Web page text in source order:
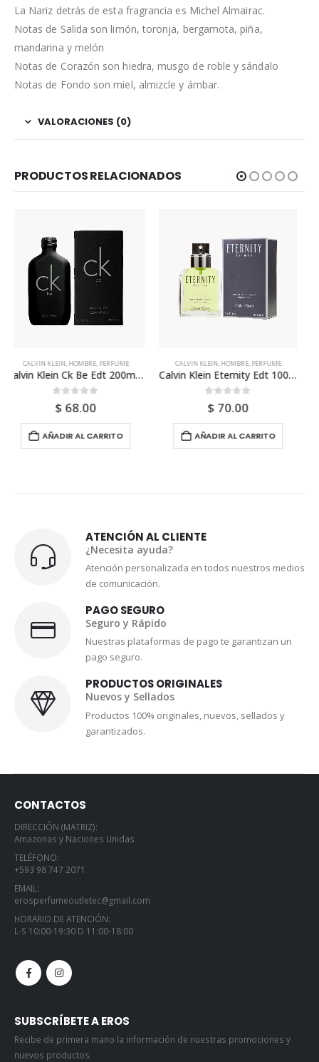
La Nariz detrás de esta fragrancia es Michel Almairac.
Notas de Salida son limón, toronja, bergamota, piña,
mandarina y melón
Notas de Corazón son hiedra, musgo de roble y sándalo
Notas de Fondo son miel, almizcle y ámbar.
VALORACIONES (0)
PRODUCTOS RELACIONADOS
CALVIN KLEIN,HOMBRE,PERFUME
out of 5
$70.00
AÑADIR AL CARRITO
ANTONIO BANDERAS,HOMBRE,PERFUME
out of 5
$38.00
AÑADIR AL CARRITO
ATENCIÓN AL CLIENTE
¿Necesita ayuda?
Atención personalizada en todos nuestros medios
de comunicación.
PAGO SEGURO
Seguro y Rápido
Nuestras plataformas de pago te garantizan un
pago seguro.
PRODUCTOS ORIGINALES
Nuevos y Sellados
Productos 100% originales, nuevos, sellados y
garantizados.
CONTACTOS
DIRECCIÓN (MATRIZ):
Amazonas y Naciones Unidas
TELÉFONO:
+593 98 747 2071
EMAIL:
erosperfumeoutletec@gmail.com
HORARIO DE ATENCIÓN:
L-S 10:00-19:30 D 11:00-18:00
SUBSCRÍBETE A EROS
Recibe de primera mano la información de nuestras promociones y
nuevos productos.